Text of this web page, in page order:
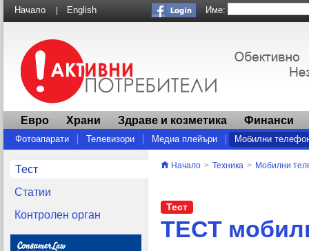
Начало English Име:
Евро Храни Здраве и козметика Финанси
Фотоапарати Телевизори Медиа плейъри
Мобилни
Тест
Статии
Контролен орган
Начало > Техника > Мобилни
Тест
ТЕСТ